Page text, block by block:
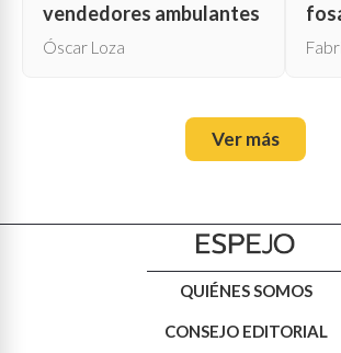
vendedores ambulantes
Óscar Loza
Ver más
QUIÉNES SOMOS
CONSEJO EDITORIAL